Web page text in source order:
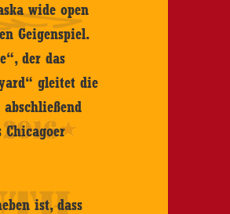
wide open
Geigenspiel.
der das
gleitet die
ist, dass